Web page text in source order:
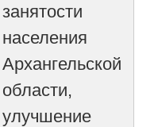
занятости
населения
Архангельской
области,
улучшение